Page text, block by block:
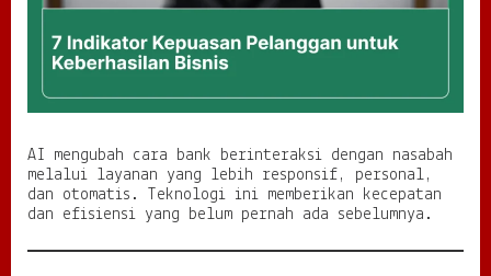
AI mengubah cara bank berinteraksi dengan nasabah
melalui layanan yang lebih responsif, personal,
dan otomatis. Teknologi ini memberikan kecepatan
dan efisiensi yang belum pernah ada sebelumnya.